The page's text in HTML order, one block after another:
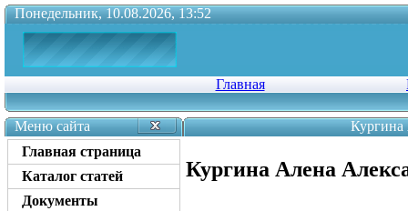
Понедельник, 10.08.2026, 13:52
Главная
Меню сайта
Главная страница
Каталог статей
Документы
Кургина
Кургина Алена